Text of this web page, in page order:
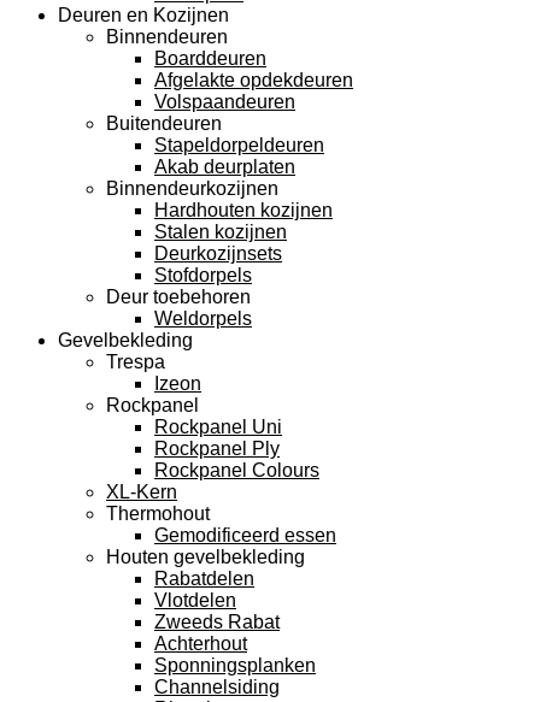
Deuren en Kozijnen
Binnendeuren
Boarddeuren
Afgelakte opdekdeuren
Volspaandeuren
Buitendeuren
Stapeldorpeldeuren
Akab deurplaten
Binnendeurkozijnen
Hardhouten kozijnen
Stalen kozijnen
Deurkozijnsets
Stofdorpels
Deur toebehoren
Weldorpels
Gevelbekleding
Trespa
Izeon
Rockpanel
Rockpanel Uni
Rockpanel Ply
Rockpanel Colours
XL-Kern
Thermohout
Gemodificeerd essen
Houten gevelbekleding
Rabatdelen
Vlotdelen
Zweeds Rabat
Achterhout
Sponningsplanken
Channelsiding